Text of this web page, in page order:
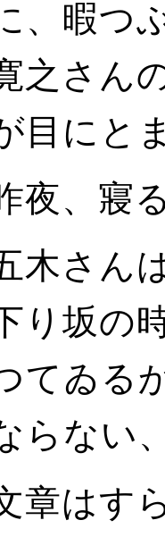
、暇つ
之さん
目にと
夜、寢
木さん
り坂の
てゐる
らない
章はす